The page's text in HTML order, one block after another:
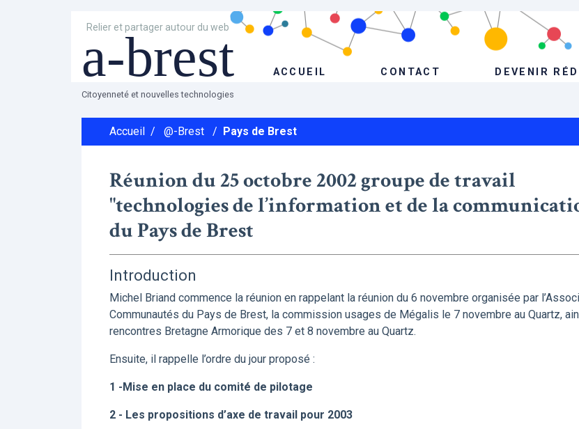
Relier et partager autour du web
a-brest ACCUEIL CONTACT DEVENIR
Citoyenneté et nouvelles technologies
Accueil / @-Brest / Pays de Brest
Réunion du 25 octobre 2002 groupe de travail
"technologies de l’information et de la
du Pays de Brest
Introduction
Michel Briand commence la réunion en rappelant la réunion du 6 novembre organisée par
Communautés du Pays de Brest, la commission usages de Mégalis le 7 novembre au Quartz,
rencontres Bretagne Armorique des 7 et 8 novembre au Quartz.
Ensuite, il rappelle l’ordre du jour proposé :
1 -Mise en place du comité de pilotage
2 - Les propositions d’axe de travail pour 2003